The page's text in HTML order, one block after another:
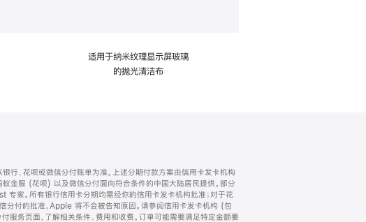
适用于纳米纹理显示屏玻璃
的抛光清洁布
行、花呗或微信分付账单为准。上述分期付款方案由信用卡发卡机构
金服 (花呗) 以及微信分付面向符合条件的中国大陆居民提供。部分
家。所有银行信用卡分期均需经你的信用卡发卡机构批准；对于花
分付的批准，Apple 将不会被告知原因。请参阅信用卡发卡机构 (包
服务页面，了解相关条件、费用和收费。订单可能需要满足特定金额要